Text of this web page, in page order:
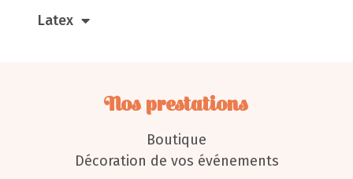
Latex
Nos prestations
Boutique
Décoration de vos événements